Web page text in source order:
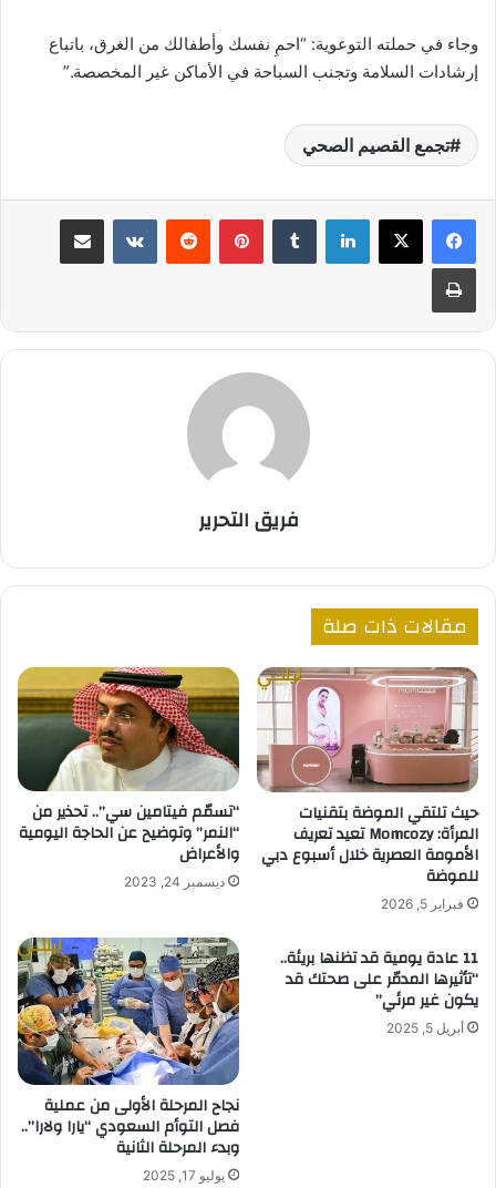
وجاء في حملته التوعوية: “احمِ نفسك وأطفالك من الغرق، باتباع
إرشادات السلامة وتجنب السباحة في الأماكن غير المخصصة.”
تجمع القصيم الصحي
لينكدإن بينتيريست مشاركة عبر البريد
طباعة
فريق التحرير
مقالات ذات صلة
حيث تلتقي الموضة بتقنيات
المرأة: Momcozy تعيد تعريف
الأمومة العصرية خلال أسبوع دبي
للموضة
فبراير 5, 2026
“تسمّم فيتامين سي”.. تحذير من
“النمر” وتوضيح عن الحاجة اليومية
والأعراض
ديسمبر 24, 2023
11 عادة يومية قد تظنها بريئة..
“تأثيرها المدمّر على صحتك قد
يكون غير مرئي”
أبريل 5, 2025
نجاح المرحلة الأولى من عملية
فصل التوأم السعودي “يارا ولارا”..
وبدء المرحلة الثانية
يوليو 17, 2025